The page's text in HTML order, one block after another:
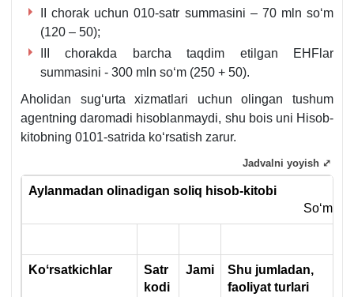
II chorak uchun 010-satr summasini – 70 mln soʻm
(120 – 50);
III chorakda barcha taqdim etilgan EHFlar
summasini - 300 mln soʻm (250 + 50).
Aholidan sugʻurta хizmatlari uchun olingan tushum
agentning daromadi hisoblanmaydi, shu bois uni Hisob-
kitobning 0101-satrida koʻrsatish zarur.
Aylanmadan olinadigan soliq hisob-kitobi
Soʻm
Koʻrsatkichlar
Satr
kodi
Jami
Shu jumladan,
faoliyat turlari
Jadvalni yoyish ⤢